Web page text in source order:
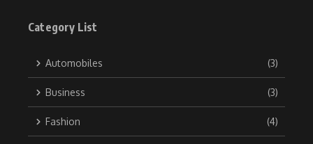
Category List
Automobiles (3)
Business (3)
Fashion (4)